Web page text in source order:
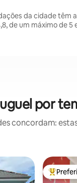
da cidade têm
de um máximo de 5
por
concordam:
hóspedes Entre